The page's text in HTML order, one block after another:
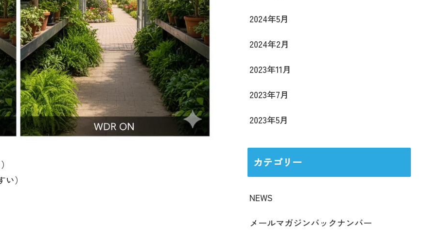
）
2024年5月
2024年2月
2023年11月
2023年7月
2023年5月
カテゴリー
NEWS
メールマガジンバックナンバー